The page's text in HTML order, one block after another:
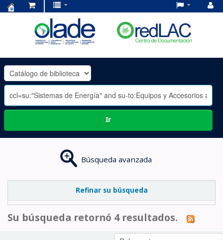
OLADE
-
Ir
Búsqueda avanzada
Refinar su búsqueda
Su búsqueda retornó 4 resultados.